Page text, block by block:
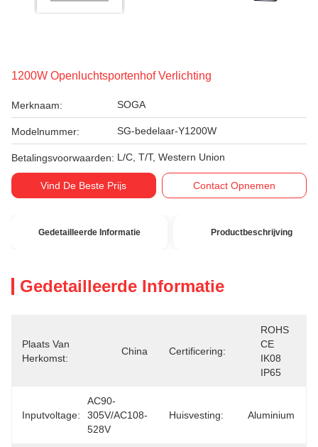
1200W Openluchtsportenhof Verlichting
Merknaam: SOGA
Modelnummer: SG-bedelaar-Y1200W
Betalingsvoorwaarden: L/C, T/T, Western Union
Vind De Beste Prijs Contact Opnemen
Gedetailleerde Informatie Productbeschrijving
Gedetailleerde Informatie
Plaats Van
Herkomst:
China Certificering:
ROHS
CE
IK08
IP65
Inputvoltage:
AC90-
305V/AC108-
528V
Huisvesting: Aluminium